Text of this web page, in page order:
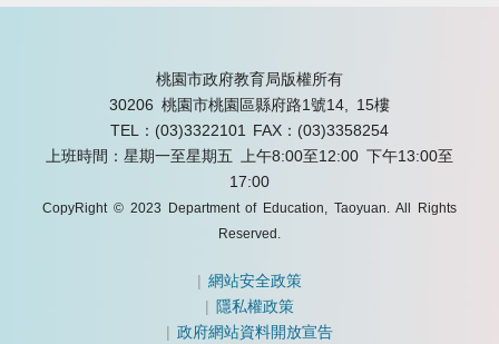
桃園市政府教育局版權所有
30206 桃園市桃園區縣府路1號14, 15樓
TEL：(03)3322101
FAX：(03)3358254
上班時間：星期一至星期五 上午8:00至12:00 下午13:00至
17:00
CopyRight © 2023 Department of Education, Taoyuan. All Rights
Reserved.
|網站安全政策
| 隱私權政策
|政府網站資料開放宣告